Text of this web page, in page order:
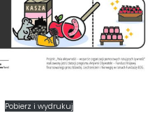
Pobierz i wydrukuj